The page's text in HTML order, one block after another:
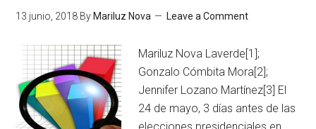
13 junio, 2018 By Mariluz Nova Leave a Comment
Mariluz Nova Laverde[1];
Gonzalo Cómbita Mora[2];
Jennifer Lozano Martínez[3] El
24 de mayo, 3 días antes de las